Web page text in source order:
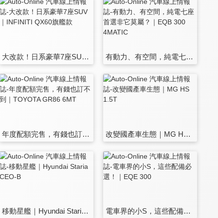
大改款！日系豪華7座SUV｜INFINITI QX60旗艦款 有動力、有空間，純電七座首選非它莫屬？｜EQB 300 4MATIC
年度配額完售，有錢也訂不到｜TOYOTA GR86 6MT 改變國產車生態｜MG HS 1.5T
移動星艦｜Hyundai Staria CEO-B 電車界的小S，這些配備必選！｜EQE 300